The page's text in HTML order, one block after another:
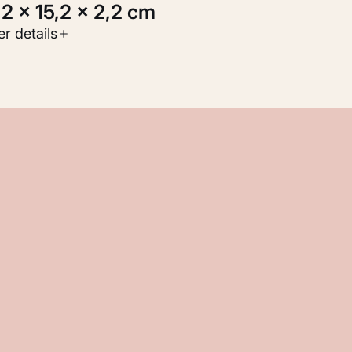
× 15,2 × 2,2 cm
werk
details